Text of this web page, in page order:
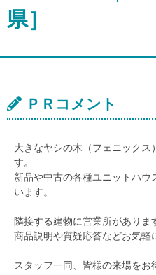
県］
ＰＲコメント
大きなヤシの木（フェニック
す。
新品や中古の各種ユニットハウ
います。
隣接する建物に営業所がありま
商品説明や質疑応答などお気軽
スタッフ一同、皆様の来場をお